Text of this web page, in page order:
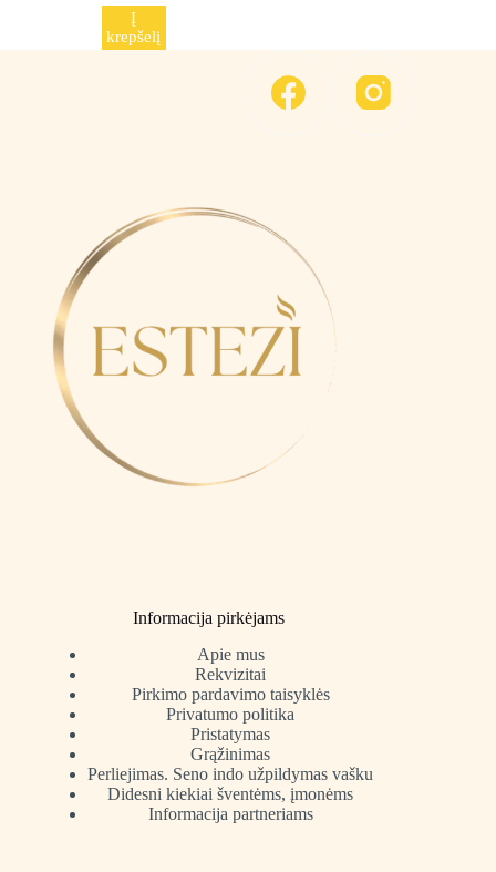
Į
krepšelį
Informacija pirkėjams
Apie mus
Rekvizitai
Pirkimo pardavimo taisyklės
Privatumo politika
Pristatymas
Grąžinimas
Perliejimas. Seno indo užpildymas vašku
Didesni kiekiai šventėms, įmonėms
Informacija partneriams